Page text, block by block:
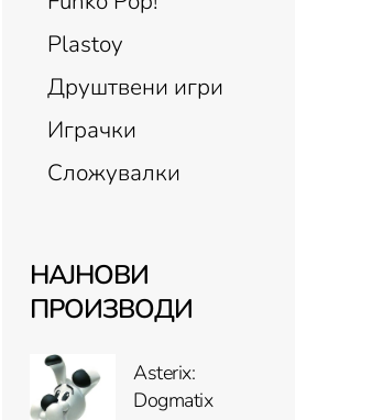
Plastoy
Друштвени игри
Играчки
Сложувалки
НАЈНОВИ
ПРОИЗВОДИ
Asterix:
Dogmatix